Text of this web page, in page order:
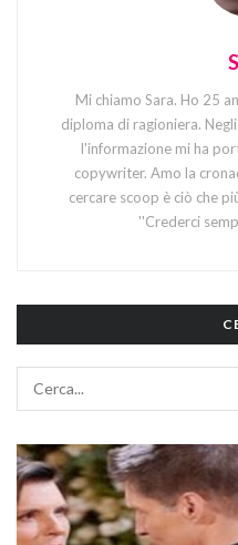
Mi chiamo Sara. Ho 25
diploma di ragioniera.
l'informazione mi ha
copywriter. Amo la
cercare scoop è ciò che
''Crederci